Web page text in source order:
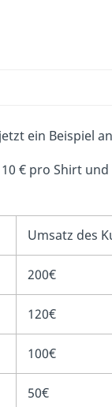
ein Beispiel
€ pro Shirt
Umsatz des
200€
120€
100€
50€